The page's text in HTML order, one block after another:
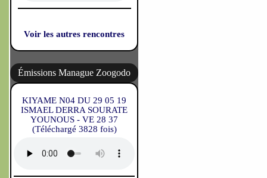
Voir les autres rencontres
Émissions Manague Zoogodo
KIYAME N04 DU 29 05 19
ISMAEL DERRA SOURATE
YOUNOUS - VE 28 37
(Téléchargé 3828 fois)